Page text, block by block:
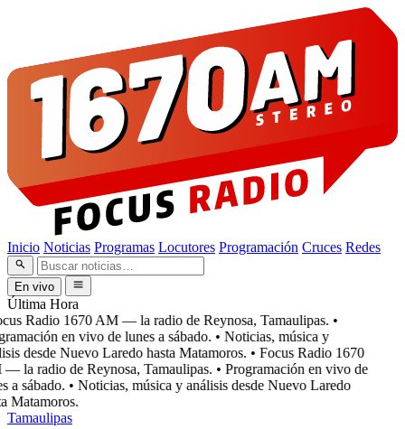
Inicio Noticias Programas Locutores Programación Cruces Redes
En vivo
Última Hora
Radio 1670 AM — la radio de Reynosa, Tamaulipas. •
en vivo de lunes a sábado. • Noticias, música y
desde Nuevo Laredo hasta Matamoros. • Focus Radio 1670
la radio de Reynosa, Tamaulipas. • Programación en vivo de
a sábado. • Noticias, música y análisis desde Nuevo Laredo
Matamoros.
Tamaulipas